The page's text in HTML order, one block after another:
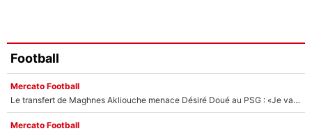
Football
Mercato Football
Le transfert de Maghnes Akliouche menace Désiré Doué au PSG : «Je valide à 200%»
Mercato Football